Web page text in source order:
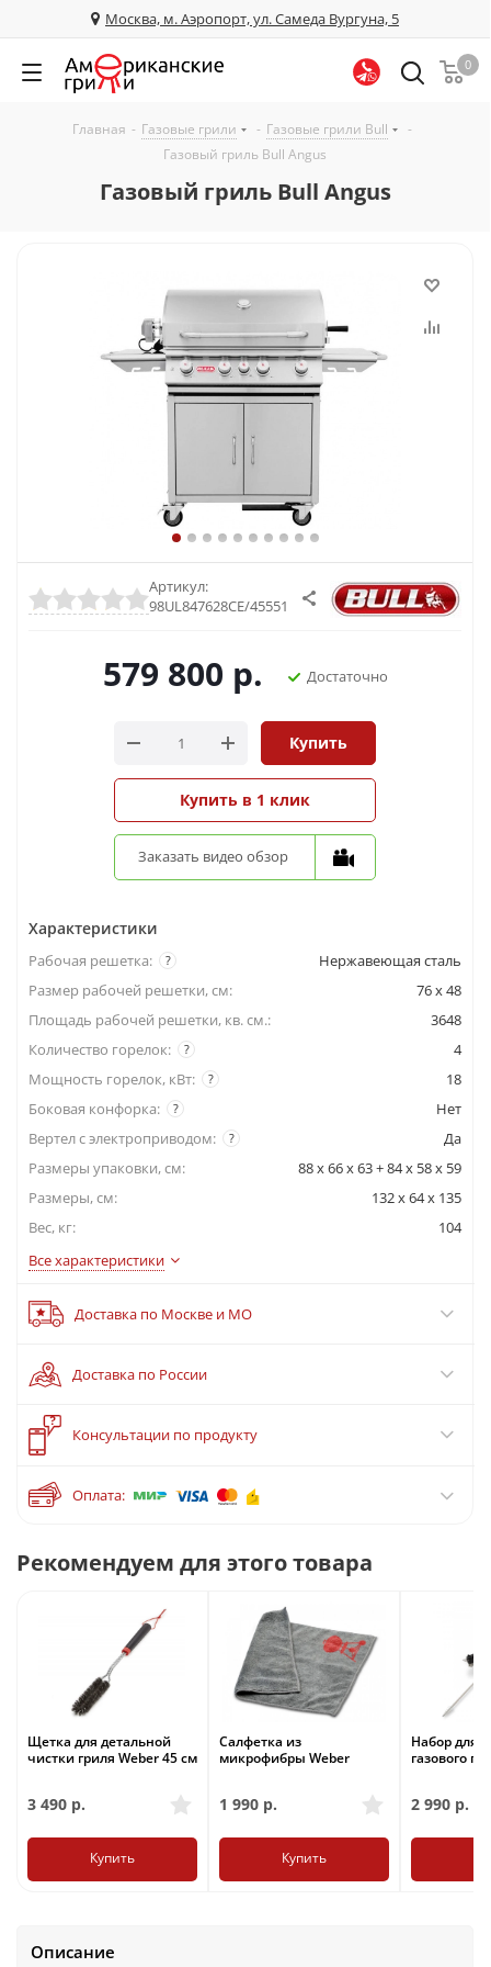
Москва, м. Аэропорт, ул. Самеда Вургуна, 5
0
Главная - Газовые грили - Газовые грили Bull
-
Газовый гриль Bull Angus
Газовый гриль Bull Angus
Артикул:
98UL847628CE/45551
579 800 р. Достаточно
Купить
Купить в 1 клик
Заказать видео обзор
Характеристики
?
Рабочая решетка:
Нержавеющая сталь
Размер рабочей решетки, см:
76 x 48
Площадь рабочей решетки, кв. см.:
3648
?
Количество горелок: 4
?
Мощность горелок, кВт: 18
?
Боковая конфорка: Нет
?
Вертел с электроприводом:
Да
Размеры упаковки, cм:
88 x 66 x 63 + 84 x 58 x 59
Размеры, см:
132 x 64 x 135
Вес, кг:
104
Все характеристики
Доставка по Москве и МО
?
Консультации по продукту
Доставка по России
Оплата:
Рекомендуем для этого товара
Щетка для детальной
чистки гриля Weber 45 см
3 490 р.
Купить
Салфетка из
микрофибры Weber
1 990 р.
Купить
Набор для
газового
2 990 р.
Описание